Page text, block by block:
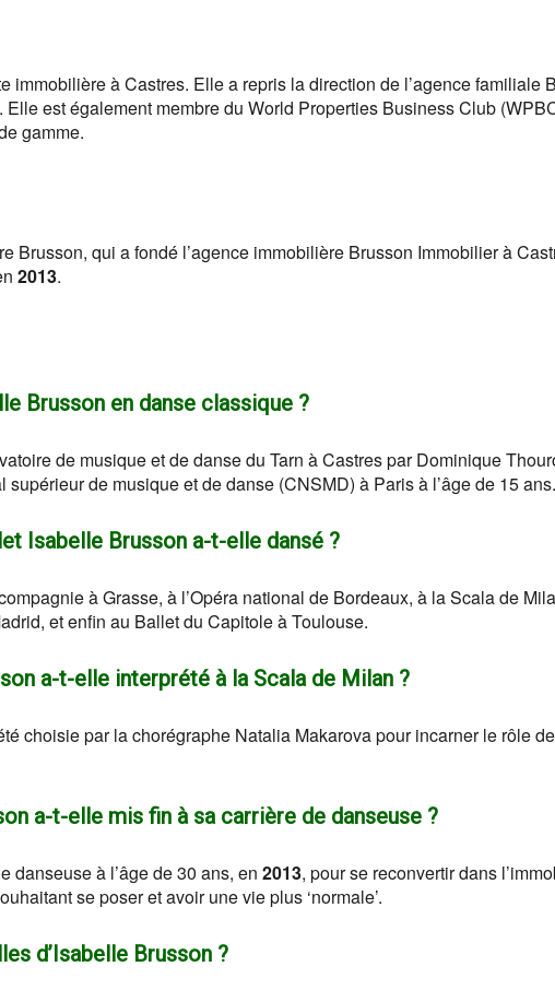
immobilière à Castres. Elle a repris la direction de l’agence familiale
. Elle est également membre du World Properties Business Club
gamme.
Brusson, qui a fondé l’agence immobilière Brusson Immobilier à
2013.
Brusson en danse classique ?
de musique et de danse du Tarn à Castres par Dominique
de musique et de danse (CNSMD) à Paris à l’âge de 15 ans.
Isabelle Brusson a-t-elle dansé ?
à Grasse, à l’Opéra national de Bordeaux, à la Scala de
et enfin au Ballet du Capitole à Toulouse.
a-t-elle interprété à la Scala de Milan ?
choisie par la chorégraphe Natalia Makarova pour incarner le rôle de
a-t-elle mis fin à sa carrière de danseuse ?
danseuse à l’âge de 30 ans, en 2013, pour se reconvertir dans
se poser et avoir une vie plus ‘normale’.
d’Isabelle Brusson ?